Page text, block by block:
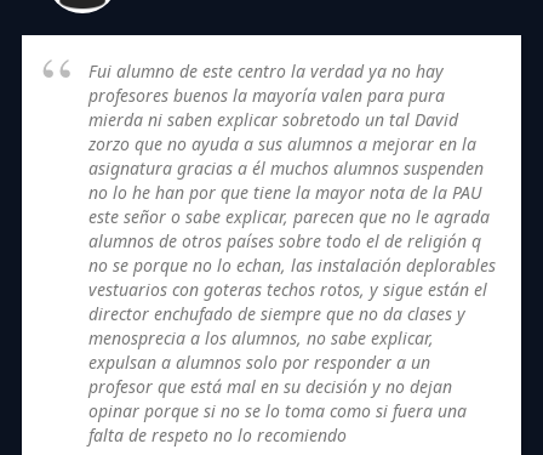
Fui alumno de este centro la verdad ya no hay
profesores buenos la mayoría valen para pura
mierda ni saben explicar sobretodo un tal David
zorzo que no ayuda a sus alumnos a mejorar en la
asignatura gracias a él muchos alumnos suspenden
no lo he han por que tiene la mayor nota de la PAU
este señor o sabe explicar, parecen que no le agrada
alumnos de otros países sobre todo el de religión q
no se porque no lo echan, las instalación deplorables
vestuarios con goteras techos rotos, y sigue están el
director enchufado de siempre que no da clases y
menosprecia a los alumnos, no sabe explicar,
expulsan a alumnos solo por responder a un
profesor que está mal en su decisión y no dejan
opinar porque si no se lo toma como si fuera una
falta de respeto no lo recomiendo